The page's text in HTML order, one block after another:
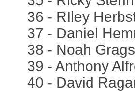
36 - RIley
37 - Daniel
38 - Noah
39 - Anthony
40 - David